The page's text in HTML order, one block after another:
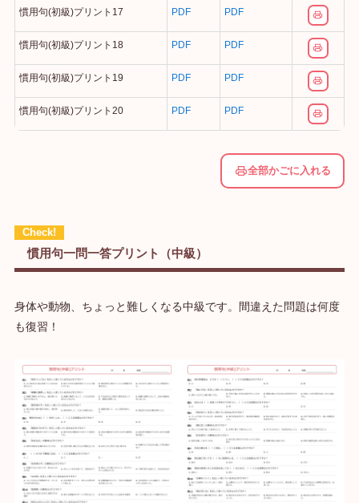
慣用句(初級)プリント17 PDF PDF
慣用句(初級)プリント18 PDF PDF
慣用句(初級)プリント19 PDF PDF
慣用句(初級)プリント20 PDF PDF
全部かごに入れる
慣用句一問一答プリント（中級）
身体や動物、ちょっと難しくなる中級です。間違えた問題は何度
も復習！